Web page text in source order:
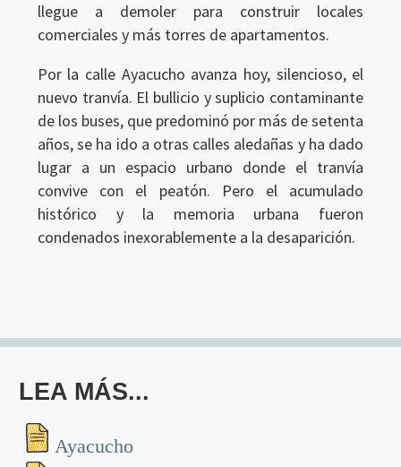
llegue a demoler para construir locales
comerciales y más torres de apartamentos.
Por la calle Ayacucho avanza hoy, silencioso, el
nuevo tranvía. El bullicio y suplicio contaminante
de los buses, que predominó por más de setenta
años, se ha ido a otras calles aledañas y ha dado
lugar a un espacio urbano donde el tranvía
convive con el peatón. Pero el acumulado
histórico y la memoria urbana fueron
condenados inexorablemente a la desaparición.
LEA MÁS...
Ayacucho
Ingresar